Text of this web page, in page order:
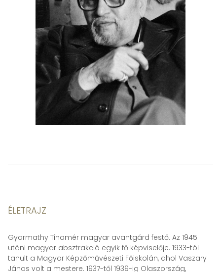
ÉLETRAJZ
Gyarmathy Tihamér magyar avantgárd festő. Az 1945
utáni magyar absztrakció egyik fő képviselője. 1933-tól
tanult a Magyar Képzőművészeti Főiskolán, ahol Vaszary
János volt a mestere. 1937-től 1939-ig Olaszország,